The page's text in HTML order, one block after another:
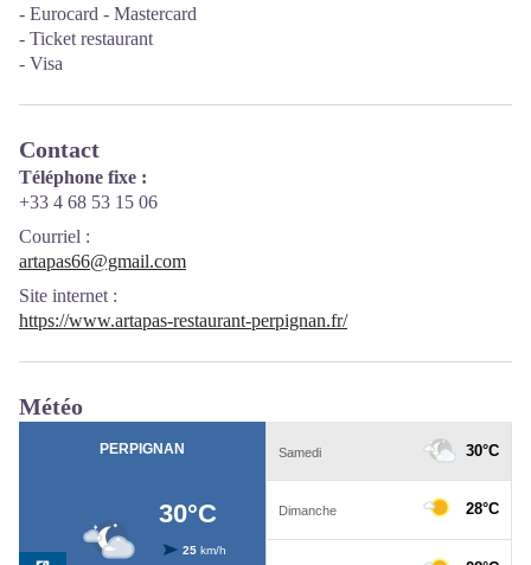
- Eurocard - Mastercard
- Ticket restaurant
- Visa
Contact
Téléphone fixe :
+33 4 68 53 15 06
Courriel :
artapas66@gmail.com
Site internet :
https://www.artapas-restaurant-perpignan.fr/
Météo